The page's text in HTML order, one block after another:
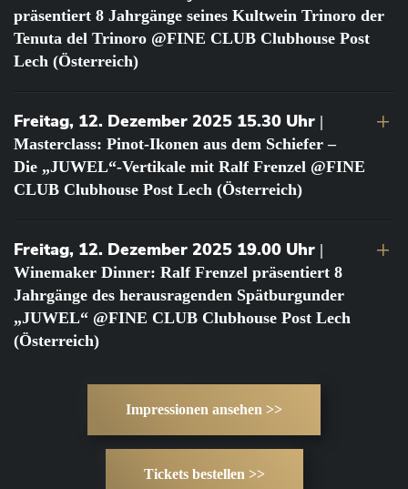
präsentiert 8 Jahrgänge seines Kultwein Trinoro der
Tenuta del Trinoro @FINE CLUB Clubhouse Post
Lech (Österreich)
Freitag, 12. Dezember 2025 15.30 Uhr |
Masterclass: Pinot-Ikonen aus dem Schiefer –
Die „JUWEL“-Vertikale mit Ralf Frenzel @FINE
CLUB Clubhouse Post Lech (Österreich)
Freitag, 12. Dezember 2025 19.00 Uhr |
Winemaker Dinner: Ralf Frenzel präsentiert 8
Jahrgänge des herausragenden Spätburgunder
„JUWEL“ @FINE CLUB Clubhouse Post Lech
(Österreich)
Impressionen ansehen >>
Tickets bestellen >>